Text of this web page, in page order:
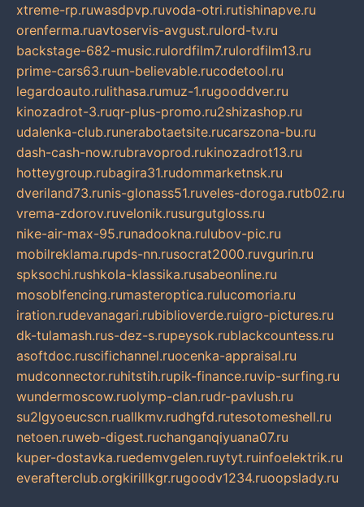
xtreme-rp.ruwasdpvp.ruvoda-otri.rutishinapve.ru
orenferma.ruavtoservis-avgust.rulord-tv.ru
backstage-682-music.rulordfilm7.rulordfilm13.ru
prime-cars63.ruun-believable.rucodetool.ru
legardoauto.rulithasa.rumuz-1.rugooddver.ru
kinozadrot-3.ruqr-plus-promo.ru2shizashop.ru
udalenka-club.runerabotaetsite.rucarszona-bu.ru
dash-cash-now.rubravoprod.rukinozadrot13.ru
hotteygroup.rubagira31.rudommarketnsk.ru
dveriland73.runis-glonass51.ruveles-doroga.rutb02.ru
vrema-zdorov.ruvelonik.rusurgutgloss.ru
nike-air-max-95.runadookna.rulubov-pic.ru
mobilreklama.rupds-nn.rusocrat2000.ruvgurin.ru
spksochi.rushkola-klassika.rusabeonline.ru
mosoblfencing.rumasteroptica.rulucomoria.ru
iration.rudevanagari.rubiblioverde.ruigro-pictures.ru
dk-tulamash.rus-dez-s.rupeysok.rublackcountess.ru
asoftdoc.ruscifichannel.ruocenka-appraisal.ru
mudconnector.ruhitstih.rupik-finance.ruvip-surfing.ru
wundermoscow.ruolymp-clan.rudr-pavlush.ru
su2lgyoeucscn.ruallkmv.rudhgfd.rutesotomeshell.ru
netoen.ruweb-digest.ruchanganqiyuana07.ru
kuper-dostavka.ruedemvgelen.ruytyt.ruinfoelektrik.ru
everafterclub.orgkirillkgr.rugoodv1234.ruoopslady.ru